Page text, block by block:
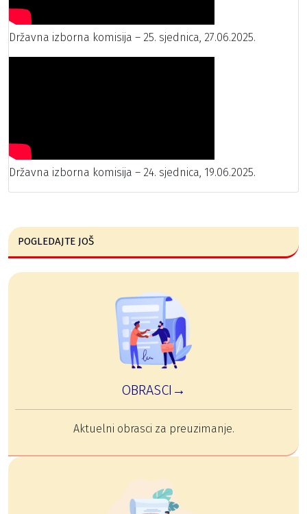
Državna izborna komisija – 25. sjednica, 27.06.2025.
Državna izborna komisija – 24. sjednica, 19.06.2025.
POGLEDAJTE JOŠ
OBRASCI→
Aktuelni obrasci za preuzimanje.